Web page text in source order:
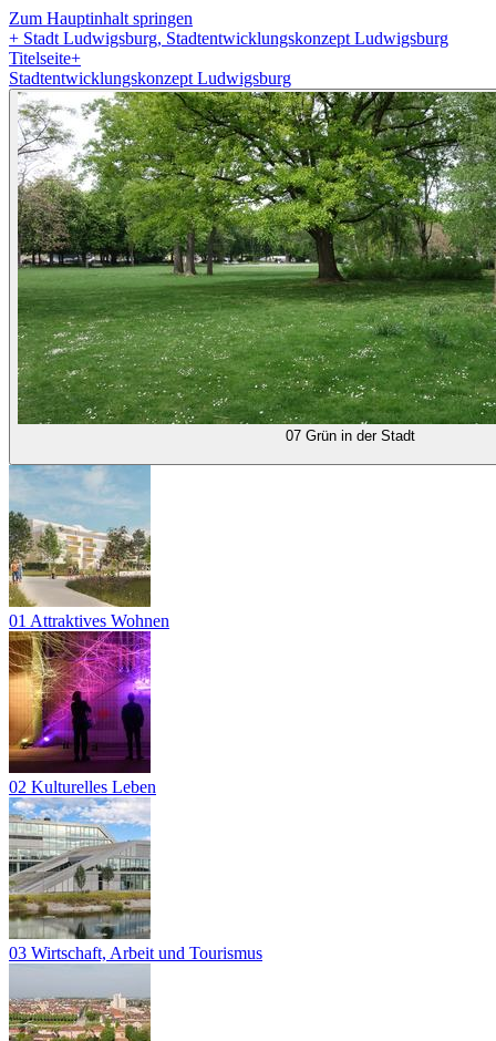
Zum Hauptinhalt springen
+ Stadt Ludwigsburg, Stadtentwicklungskonzept Ludwigsburg
Titelseite+
Stadtentwicklungskonzept Ludwigsburg
07 Grün in der Stadt
01 Attraktives Wohnen
02 Kulturelles Leben
03 Wirtschaft, Arbeit und Tourismus